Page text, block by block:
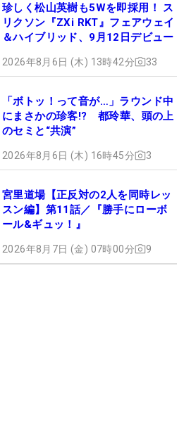
珍しく松山英樹も5Wを即採用！ ス
リクソン『ZXi RKT』フェアウェイ
＆ハイブリッド、9月12日デビュー
2026年8月6日 (木) 13時42分 33
「ボトッ！って音が…」ラウンド中
にまさかの珍客!? 都玲華、頭の上
のセミと“共演”
2026年8月6日 (木) 16時45分 3
宮里道場【正反対の2人を同時レッ
スン編】第11話／『勝手にローボ
ール&ギュッ！』
2026年8月7日 (金) 07時00分 9